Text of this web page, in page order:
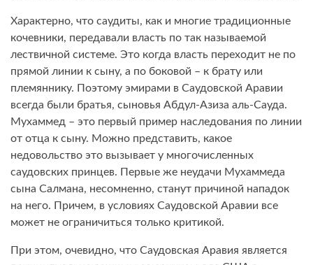
Характерно, что саудиты, как и многие традиционные
кочевники, передавали власть по так называемой
лествичной системе. Это когда власть переходит не по
прямой линии к сыну, а по боковой – к брату или
племяннику. Поэтому эмирами в Саудовской Аравии
всегда были братья, сыновья Абдул-Азиза аль-Сауда.
Мухаммед – это первый пример наследования по линии
от отца к сыну. Можно представить, какое
недовольство это вызывает у многочисленных
саудовских принцев. Первые же неудачи Мухаммеда
сына Салмана, несомненно, станут причиной нападок
на него. Причем, в условиях Саудовской Аравии все
может не ограничиться только критикой.
При этом, очевидно, что Саудовская Аравия является